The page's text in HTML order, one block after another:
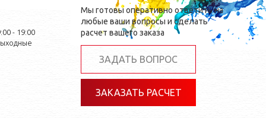
- 19:00
Мы готовы оперативно ответить на
любые ваши вопросы и сделать
расчет вашего заказа
ЗАДАТЬ ВОПРОС
ЗАКАЗАТЬ РАСЧЕТ